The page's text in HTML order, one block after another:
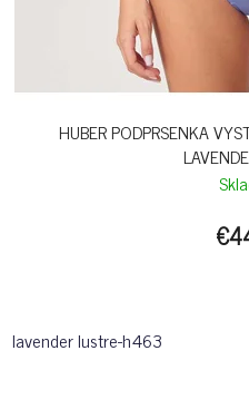
HUBER PODPRSENKA
lavender lustre-h463